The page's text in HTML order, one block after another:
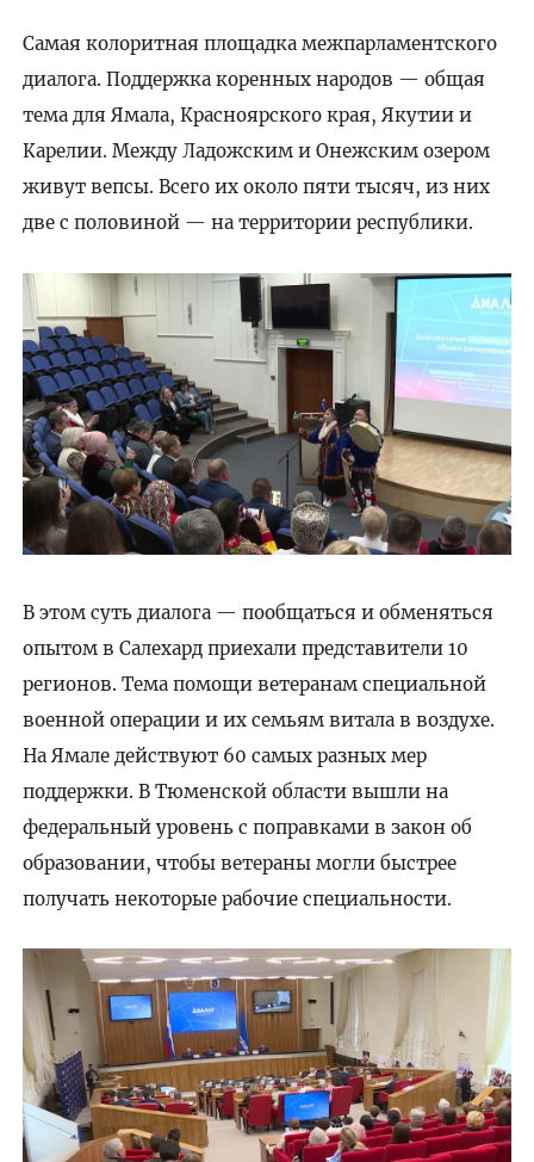
Самая колоритная площадка межпарламентского
диалога. Поддержка коренных народов — общая
тема для Ямала, Красноярского края, Якутии и
Карелии. Между Ладожским и Онежским озером
живут вепсы. Всего их около пяти тысяч, из них
две с половиной — на территории республики.
В этом суть диалога — пообщаться и обменяться
опытом в Салехард приехали представители 10
регионов. Тема помощи ветеранам специальной
военной операции и их семьям витала в воздухе.
На Ямале действуют 60 самых разных мер
поддержки. В Тюменской области вышли на
федеральный уровень с поправками в закон об
образовании, чтобы ветераны могли быстрее
получать некоторые рабочие специальности.